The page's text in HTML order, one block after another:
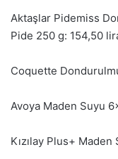
Aktaşlar Pidemiss
Pide 250 g: 154,50
Coquette
Avoya Maden Suyu
Kızılay Plus+